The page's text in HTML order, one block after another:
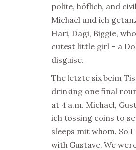
polite, höflich, and
Michael und ich
Hari, Dagi, Biggie,
cutest little girl – a
disguise.
The letzte six beim
drinking one final
at 4 a.m. Michael,
ich tossing coins to
sleeps mit whom. So I
with Gustave. We